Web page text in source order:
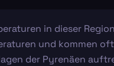
in dieser
und kommen
der Pyrenäen